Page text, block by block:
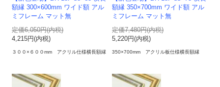
額縁 300×600mm ワイド額 アル
ミフレーム マット無
定価6,050円(内税)
4,215円(内税)
３００×６００mm アクリル仕様横長額縁
額縁 350×700mm ワイド額 アル
ミフレーム マット無
定価7,480円(内税)
5,220円(内税)
350×700mm アクリル板仕様横長額縁